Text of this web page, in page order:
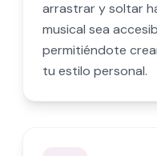
arrastrar y soltar
musical sea
permitiéndote
tu estilo personal.